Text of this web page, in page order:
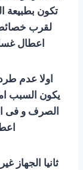
تكون بطبيعة
لقرب خصائص
اعطال
اولا عدم
يكون السبب
الصرف و فى
ثانيا الجهاز